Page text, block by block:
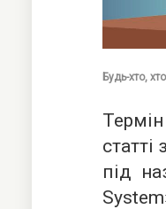
Будь-хто,
Термін
під